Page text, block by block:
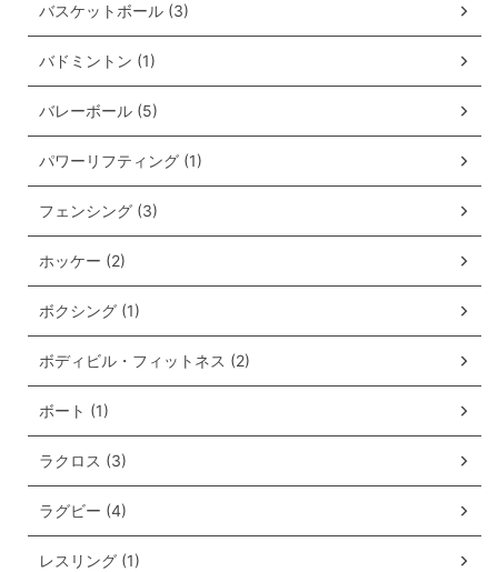
バスケットボール (3)
バドミントン (1)
バレーボール (5)
パワーリフティング (1)
フェンシング (3)
ホッケー (2)
ボクシング (1)
ボディビル・フィットネス (2)
ボート (1)
ラクロス (3)
ラグビー (4)
レスリング (1)